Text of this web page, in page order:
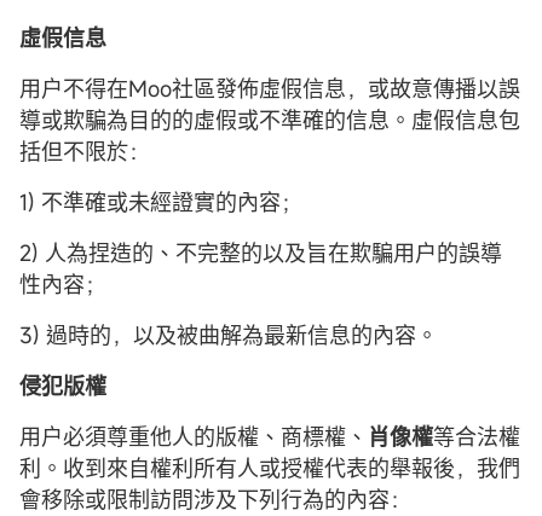
虛假信息
用户不得在Moo社區發佈虛假信息，或故意傳播以誤
導或欺騙為目的的虛假或不準確的信息。虛假信息包
括但不限於：
1) 不準確或未經證實的內容；
2) 人為捏造的、不完整的以及旨在欺騙用户的誤導
性內容；
3) 過時的，以及被曲解為最新信息的內容。
侵犯版權
用户必須尊重他人的版權、商標權、 肖像權等合法權
利。收到來自權利所有人或授權代表的舉報後，我們
會移除或限制訪問涉及下列行為的內容：